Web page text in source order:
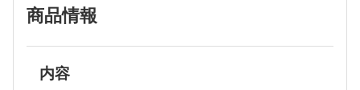
商品情報
内容